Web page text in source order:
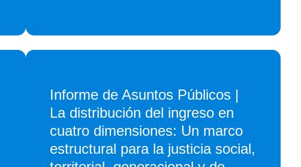
Informe de Asuntos Públicos |
La distribución del ingreso en
cuatro dimensiones: Un marco
estructural para la justicia social,